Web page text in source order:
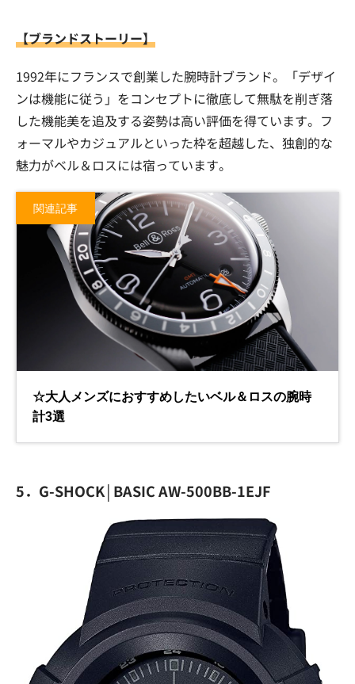
【ブランドストーリー】
1992年にフランスで創業した腕時計ブランド。「デザイ
ンは機能に従う」をコンセプトに徹底して無駄を削ぎ落
した機能美を追及する姿勢は高い評価を得ています。フ
ォーマルやカジュアルといった枠を超越した、独創的な
魅力がベル＆ロスには宿っています。
5．G-SHOCK│BASIC AW-500BB-1EJF